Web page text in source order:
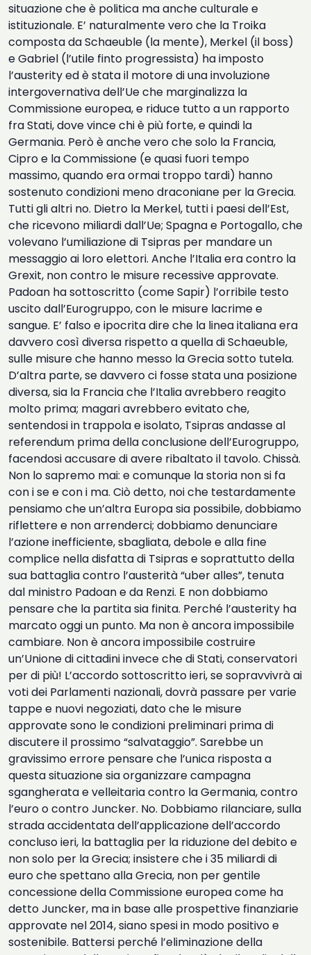
situazione che è politica ma anche culturale e
istituzionale. E’ naturalmente vero che la Troika
composta da Schaeuble (la mente), Merkel (il boss)
e Gabriel (l’utile finto progressista) ha imposto
l’austerity ed è stata il motore di una involuzione
intergovernativa dell’Ue che marginalizza la
Commissione europea, e riduce tutto a un rapporto
fra Stati, dove vince chi è più forte, e quindi la
Germania. Però è anche vero che solo la Francia,
Cipro e la Commissione (e quasi fuori tempo
massimo, quando era ormai troppo tardi) hanno
sostenuto condizioni meno draconiane per la Grecia.
Tutti gli altri no. Dietro la Merkel, tutti i paesi dell’Est,
che ricevono miliardi dall’Ue; Spagna e Portogallo, che
volevano l’umiliazione di Tsipras per mandare un
messaggio ai loro elettori. Anche l’Italia era contro la
Grexit, non contro le misure recessive approvate.
Padoan ha sottoscritto (come Sapir) l’orribile testo
uscito dall’Eurogruppo, con le misure lacrime e
sangue. E’ falso e ipocrita dire che la linea italiana era
davvero così diversa rispetto a quella di Schaeuble,
sulle misure che hanno messo la Grecia sotto tutela.
D’altra parte, se davvero ci fosse stata una posizione
diversa, sia la Francia che l’Italia avrebbero reagito
molto prima; magari avrebbero evitato che,
sentendosi in trappola e isolato, Tsipras andasse al
referendum prima della conclusione dell’Eurogruppo,
facendosi accusare di avere ribaltato il tavolo. Chissà.
Non lo sapremo mai: e comunque la storia non si fa
con i se e con i ma. Ciò detto, noi che testardamente
pensiamo che un’altra Europa sia possibile, dobbiamo
riflettere e non arrenderci; dobbiamo denunciare
l’azione inefficiente, sbagliata, debole e alla fine
complice nella disfatta di Tsipras e soprattutto della
sua battaglia contro l’austerità “uber alles”, tenuta
dal ministro Padoan e da Renzi. E non dobbiamo
pensare che la partita sia finita. Perché l’austerity ha
marcato oggi un punto. Ma non è ancora impossibile
cambiare. Non è ancora impossibile costruire
un’Unione di cittadini invece che di Stati, conservatori
per di più! L’accordo sottoscritto ieri, se sopravvivrà ai
voti dei Parlamenti nazionali, dovrà passare per varie
tappe e nuovi negoziati, dato che le misure
approvate sono le condizioni preliminari prima di
discutere il prossimo “salvataggio”. Sarebbe un
gravissimo errore pensare che l’unica risposta a
questa situazione sia organizzare campagna
sgangherata e velleitaria contro la Germania, contro
l’euro o contro Juncker. No. Dobbiamo rilanciare, sulla
strada accidentata dell’applicazione dell’accordo
concluso ieri, la battaglia per la riduzione del debito e
non solo per la Grecia; insistere che i 35 miliardi di
euro che spettano alla Grecia, non per gentile
concessione della Commissione europea come ha
detto Juncker, ma in base alle prospettive finanziarie
approvate nel 2014, siano spesi in modo positivo e
sostenibile. Battersi perché l’eliminazione della